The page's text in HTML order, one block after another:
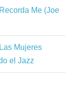
Me (Joe
Mujeres
el Jazz